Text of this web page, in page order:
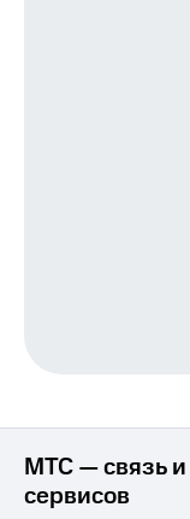
Переводы
телефона
на карту
МТС — связь
сервисов